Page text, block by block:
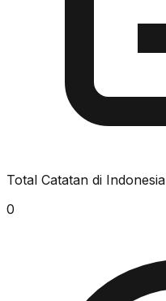
Total Catatan di Indonesia
0